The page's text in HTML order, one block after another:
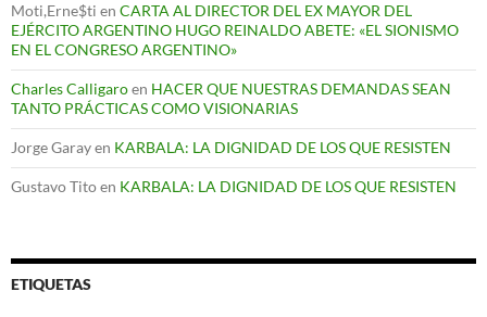
Moti,Erne$ti en CARTA AL DIRECTOR DEL EX MAYOR DEL
EJÉRCITO ARGENTINO HUGO REINALDO ABETE: «EL SIONISMO
EN EL CONGRESO ARGENTINO»
Charles Calligaroen HACER QUE NUESTRAS DEMANDAS SEAN
TANTO PRÁCTICAS COMO VISIONARIAS
Jorge Garayen KARBALA: LA DIGNIDAD DE LOS QUE RESISTEN
Gustavo Titoen KARBALA: LA DIGNIDAD DE LOS QUE RESISTEN
ETIQUETAS